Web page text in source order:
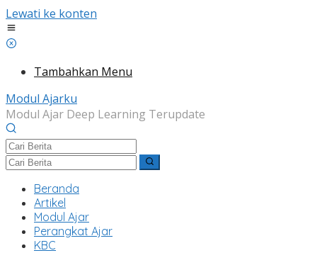
Lewati ke konten
Tambahkan Menu
Modul Ajarku
Modul Ajar Deep Learning Terupdate
Beranda
Artikel
Modul Ajar
Perangkat Ajar
KBC